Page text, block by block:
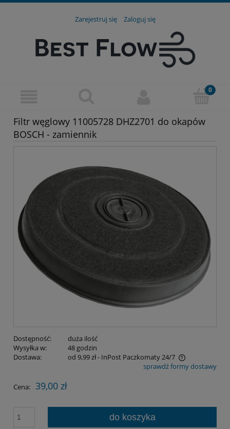
Zarejestruj się Zaloguj się
Filtr węglowy 11005728 DHZ2701 do okapów
BOSCH - zamiennik
Dostępność:
duża ilość
Wysyłka w:
48 godzin
Dostawa:
od 9,99 zł- InPost Paczkomaty 24/7
Cena nie zawiera ewentualnych kosztów płatnościsprawdź formy dostawy
Cena: 39,00 zł
do koszyka